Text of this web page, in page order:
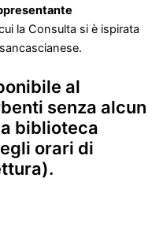
la Consulta si è ispirata
al
senza alcun
biblioteca
orari di